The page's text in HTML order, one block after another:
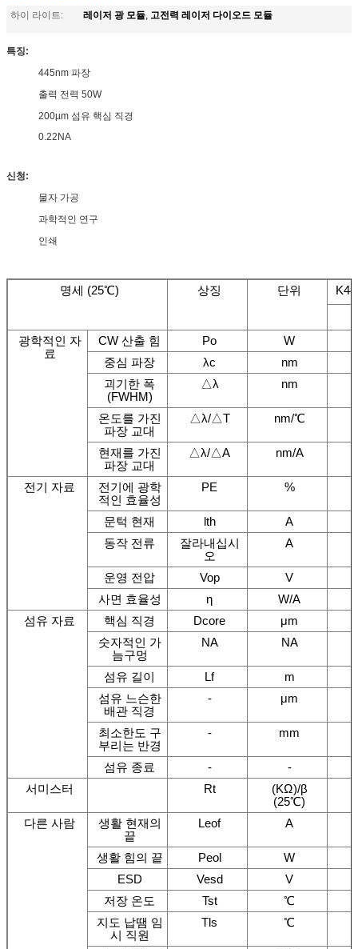
하이 라이트: 레이저 광 모듈, 고전력 레이저 다이오드 모듈
특징:
445nm 파장
출력 전력 50W
200µm 섬유 핵심 직경
0.22NA
신청:
물자 가공
과학적인 연구
인쇄
명세 (25℃) 상징 단위
광학적인 자
료
CW 산출 힘 Po
W
중심 파장
λc
nm
괴기한 폭
(FWHM)
△λ nm
온도를 가진
파장 교대
△λ/△T nm/℃
현재를 가진
파장 교대
△λ/△A nm/A
전기 자료
전기에 광학
적인 효율성
PE %
문턱 현재 lth
A
동작 전류
잘라내십시
오
A
운영 전압 Vop
V
사면 효율성
η
W/A
섬유 자료
핵심 직경 Dcore
μm
숫자적인 가
늠구멍
NA NA
섬유 길이 Lf
m
섬유 느슨한
배관 직경
- μm
최소한도 구
부리는 반경
- mm
섬유 종료 -
-
서미스터
Rt
(KΩ)/β
(25℃)
다른 사람
생활 현재의
끝
Leof A
생활 힘의 끝 Peol
W
ESD
Vesd
V
저장 온도
Tst
℃
지도 납땜 임
시 직원
Tls ℃